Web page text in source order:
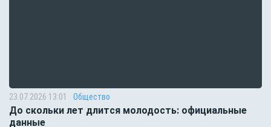
23.07.2026 13:01 Общество
До скольки лет длится молодость: официальные
данные